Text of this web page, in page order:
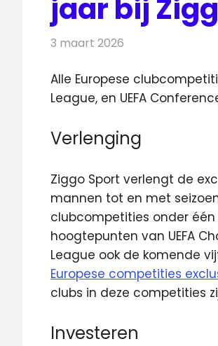
jaar bij
3 maart 2026
Alle Europese
League, en UEFA
Verlenging
Ziggo Sport verlengt de
mannen tot en met
clubcompetities onder
hoogtepunten van UEFA
League ook de komende
Europese competities
clubs in deze competities
Investeren